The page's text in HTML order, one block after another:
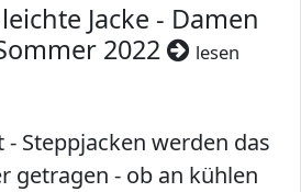
Jacke - Damen
2022
lesen
Steppjacken werden das
getragen - ob an kühlen